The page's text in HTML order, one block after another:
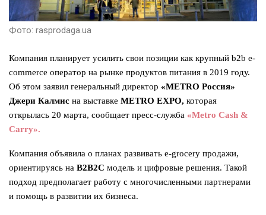
Фото: rasprodaga.ua
Компания планирует усилить свои позиции как крупный b2b e-
commerce оператор на рынке продуктов питания в 2019 году.
Об этом заявил генеральный директор «METRO Россия»
Джери Калмис на выставке METRO EXPO, которая
открылась 20 марта, сообщает пресс-служба «Metro Cash &
Carry».
Компания объявила о планах развивать e-grocery продажи,
ориентируясь на B2B2C модель и цифровые решения. Такой
подход предполагает работу с многочисленными партнерами
и помощь в развитии их бизнеса.